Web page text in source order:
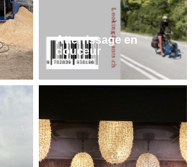
Atterrissage en
douceur